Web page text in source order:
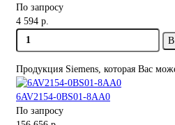
По запросу
4 594 р.
В
Продукция Siemens, которая Вас
6AV2154-0BS01-8AA0
По запросу